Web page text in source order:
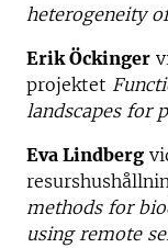
heterogeneity
Erik Öckinger
projektet
landscapes for
Eva Lindberg
methods for
using remote